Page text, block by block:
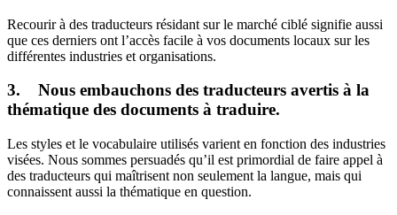
Recourir à des traducteurs résidant sur le marché ciblé signifie aussi
que ces derniers ont l’accès facile à vos documents locaux sur les
différentes industries et organisations.
3. Nous embauchons des traducteurs avertis à la
thématique des documents à traduire.
Les styles et le vocabulaire utilisés varient en fonction des industries
visées. Nous sommes persuadés qu’il est primordial de faire appel à
des traducteurs qui maîtrisent non seulement la langue, mais qui
connaissent aussi la thématique en question.